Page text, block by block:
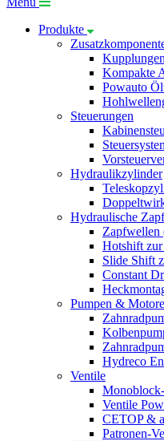
Produkte
Kupplungen
Kompakte
Powauto
Steuerungen
Hydraulikzylinder
Hydraulische
Zapfwellen
Hotshift
Slide Shift
Constant
Pumpen &
Hydreco
Ventile
Ventile
CETOP &
Patronen-